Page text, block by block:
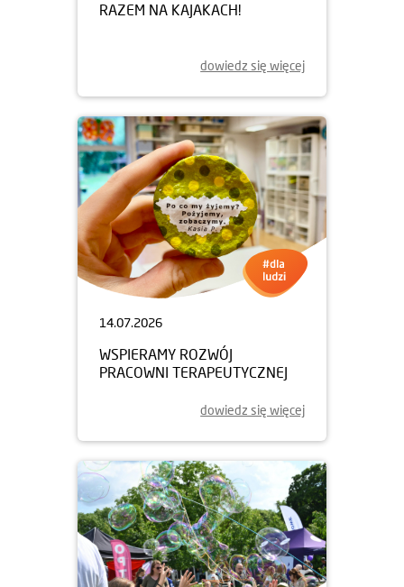
RAZEM NA KAJAKACH!
dowiedz się więcej
14.07.2026
WSPIERAMY ROZWÓJ
PRACOWNI TERAPEUTYCZNEJ
dowiedz się więcej